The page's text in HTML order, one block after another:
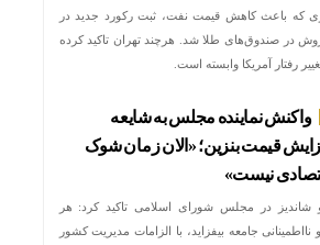
که باعث کاهش قیمت نفت، ثبت رکورد جدید در
در صندوق‌های طلا شد. هرچند تهران تاکید کرده
رفتار آمریکا وابسته است.
واکنش نماینده مجلس به شایعه
قیمت بنزین؛ «الان زمان شوک
نیست»
شاندیز در مجلس شورای اسلامی تاکید کرد: هر
جامعه بیفزاید، با الزامات مدیریت کشور